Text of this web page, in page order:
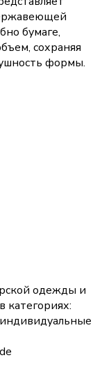
бумаге,
сохраняя
формы.
одежды и
категориях:
индивидуальные